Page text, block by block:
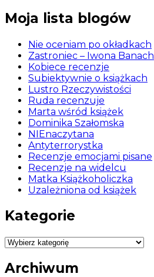
Moja lista blogów
Nie oceniam po okładkach
Zastroniec – Iwona Banach
Kobiece recenzje
Subiektywnie o książkach
Lustro Rzeczywistości
Ruda recenzuje
Marta wśród książek
Dominika Szałomska
NIEnaczytana
Antyterrorystka
Recenzje emocjami pisane
Recenzje na widelcu
Matka Książkoholiczka
Uzależniona od książek
Kategorie
Kategorie
Archiwum